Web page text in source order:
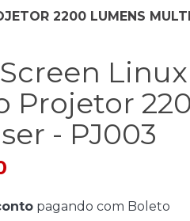
2200 LUMENS
Projetor
- PJ003
pagando com Boleto